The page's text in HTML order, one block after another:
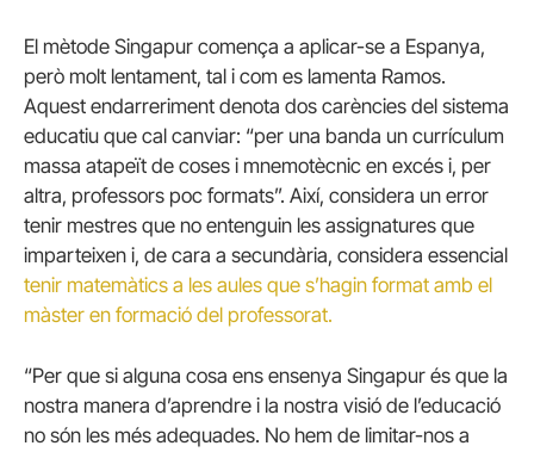
El mètode Singapur comença a aplicar-se a Espanya,
però molt lentament, tal i com es lamenta Ramos.
Aquest endarreriment denota dos carències del sistema
educatiu que cal canviar: “per una banda un currículum
massa atapeït de coses i mnemotècnic en excés i, per
altra, professors poc formats”. Així, considera un error
tenir mestres que no entenguin les assignatures que
imparteixen i, de cara a secundària, considera essencial
tenir matemàtics a les aules que s’hagin format amb el
màster en formació del professorat.
“Per que si alguna cosa ens ensenya Singapur és que la
nostra manera d’aprendre i la nostra visió de l’educació
no són les més adequades. No hem de limitar-nos a